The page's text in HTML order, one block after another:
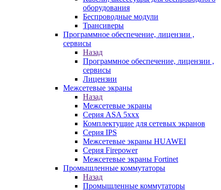
оборудования
Беспроводные модули
Трансиверы
Программное обеспечение, лицензии ,
сервисы
Назад
Программное обеспечение, лицензии ,
сервисы
Лицензии
Межсетевые экраны
Назад
Межсетевые экраны
Серия ASA 5xxx
Комплектущие для сетевых экранов
Серия IPS
Межсетевые экраны HUAWEI
Серия Firepower
Межсетевые экраны Fortinet
Промышленные коммутаторы
Назад
Промышленные коммутаторы